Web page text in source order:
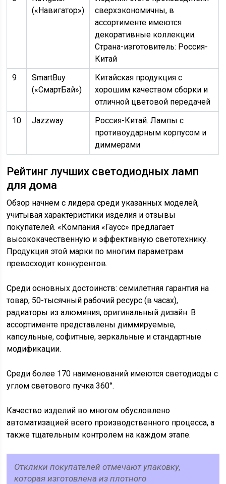
(«Навигатор»)
сверхэкономичны, в
ассортименте имеются
декоративные коллекции.
Страна-изготовитель: Россия-
Китай
9
SmartBuy
(«СмартБай»)
Китайская продукция с
хорошим качеством сборки и
отличной цветовой передачей
10
Jazzway
Россия-Китай. Лампы с
противоударным корпусом и
диммерами
Рейтинг лучших светодиодных ламп
для дома
Обзор начнем с лидера среди указанных моделей,
учитывая характеристики изделия и отзывы
покупателей. «Компания «Гаусс» предлагает
высококачественную и эффективную светотехнику.
Продукция этой марки по многим параметрам
превосходит конкурентов.
Среди основных достоинств: семилетняя гарантия на
товар, 50-тысячный рабочий ресурс (в часах),
радиаторы из алюминия, оригинальный дизайн. В
ассортименте представлены диммируемые,
капсульные, софитные, зеркальные и стандартные
модификации.
Среди более 170 наименований имеются светодиоды с
углом светового пучка 360°.
Качество изделий во многом обусловлено
автоматизацией всего производственного процесса, а
также тщательным контролем на каждом этапе.
Отклики покупателей отмечают упаковку,
которая изготовлена из плотного